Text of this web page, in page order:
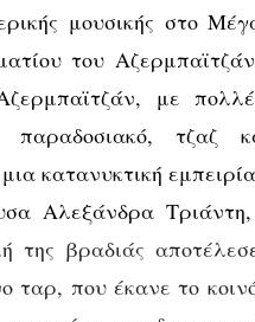
μουσικής στο
του
με
παραδοσιακό, τζαζ
κατανυκτική
Αλεξάνδρα
της βραδιάς
ταρ, που έκανε το